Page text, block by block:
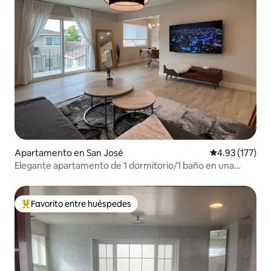
Apartamento en San José Calificación
4.93 (177)
Elegante apartamento de 1 dormitorio/1 baño en una
Favorito entre huéspedes preferido
Favorito entre huéspedes